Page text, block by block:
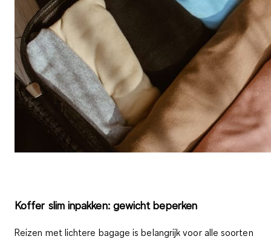
Koffer slim inpakken: gewicht beperken
Reizen met lichtere bagage is belangrijk voor alle soorten